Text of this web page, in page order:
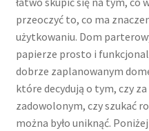
przeoczyć to, co ma
użytkowaniu. Dom
papierze prosto i
dobrze zaplanowanym
które decydują o tym, czy
zadowolonym, czy szukać
można było uniknąć.